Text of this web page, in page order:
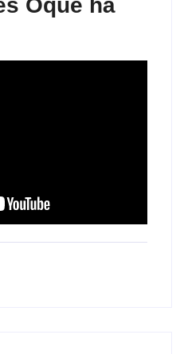
Oque há